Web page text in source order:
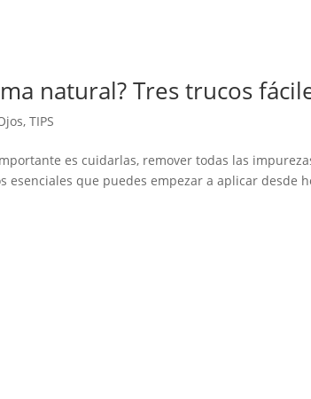
natural? Tres trucos
,TIPS
es cuidarlas, remover todas las
esenciales que puedes empezar a aplicar desde